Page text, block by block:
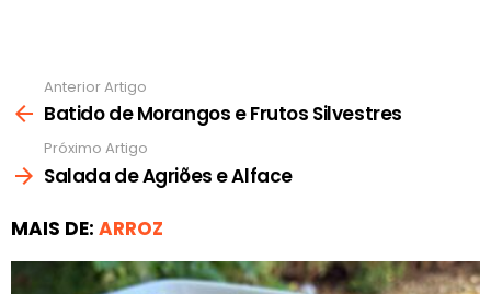
mais
Anterior Artigo
Batido de Morangos e Frutos Silvestres
Próximo Artigo
Salada de Agriões e Alface
MAIS DE: ARROZ